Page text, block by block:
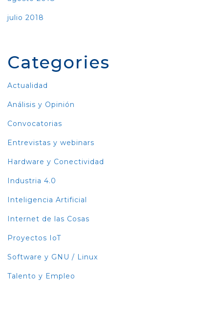
julio 2018
Categories
Actualidad
Análisis y Opinión
Convocatorias
Entrevistas y webinars
Hardware y Conectividad
Industria 4.0
Inteligencia Artificial
Internet de las Cosas
Proyectos IoT
Software y GNU / Linux
Talento y Empleo